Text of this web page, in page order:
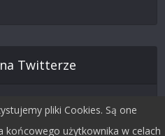
Twitterze
pliki Cookies. Są one
końcowego użytkownika w celach